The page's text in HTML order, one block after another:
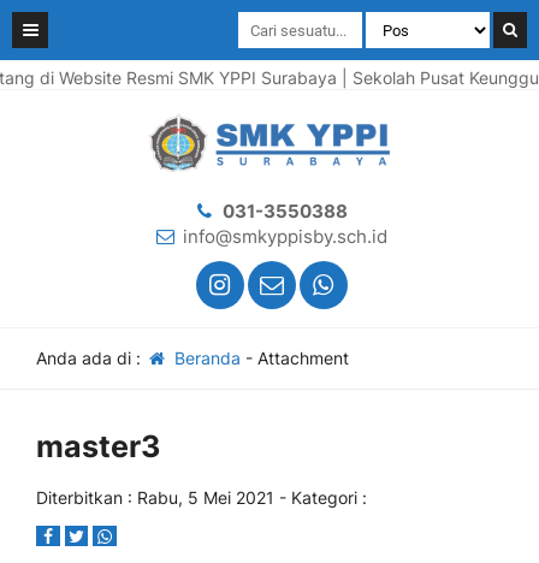
di Website Resmi SMK YPPI Surabaya | Sekolah Pusat
031-3550388
info@smkyppisby.sch.id
Anda ada di : Beranda - Attachment
master3
Diterbitkan : Rabu, 5 Mei 2021 - Kategori :